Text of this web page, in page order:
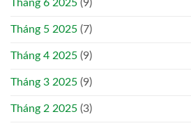
Tháng 6 2025 (9)
Tháng 5 2025 (7)
Tháng 4 2025 (9)
Tháng 3 2025 (9)
Tháng 2 2025 (3)